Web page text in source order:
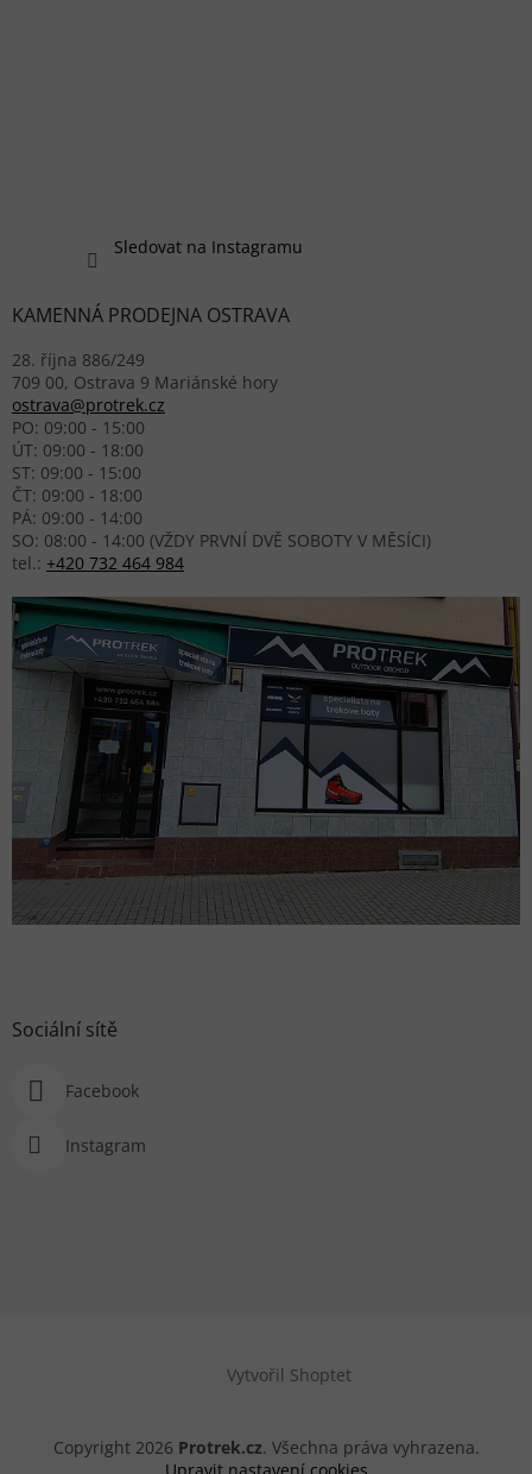
Sledovat na Instagramu
KAMENNÁ PRODEJNA OSTRAVA
28. října 886/249
709 00, Ostrava 9 Mariánské hory
ostrava@protrek.cz
PO: 09:00 - 15:00
ÚT: 09:00 - 18:00
ST: 09:00 - 15:00
ČT: 09:00 - 18:00
PÁ: 09:00 - 14:00
SO: 08:00 - 14:00 (VŽDY PRVNÍ DVĚ SOBOTY V MĚSÍCI)
tel.: +420 732 464 984
Sociální sítě
Facebook
Instagram
Vytvořil Shoptet
Copyright 2026 Protrek.cz. Všechna práva vyhrazena.